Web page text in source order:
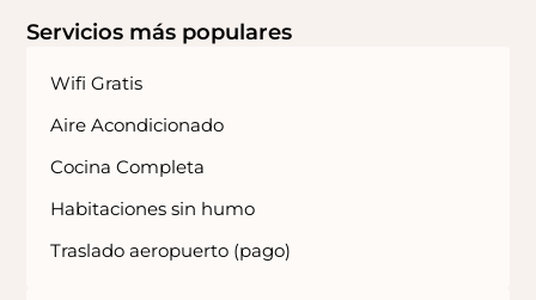
Servicios más populares
Wifi Gratis
Aire Acondicionado
Cocina Completa
Habitaciones sin humo
Traslado aeropuerto (pago)